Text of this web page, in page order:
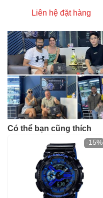
Liên hệ đặt hàng
Có thể bạn cũng thích
-15%